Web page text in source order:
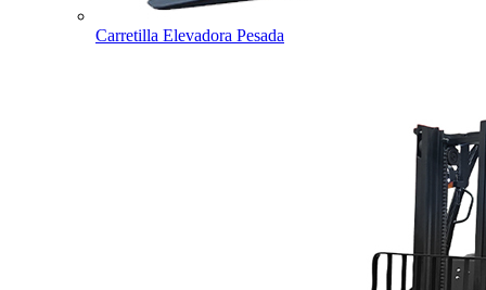
Carretilla Elevadora Pesada